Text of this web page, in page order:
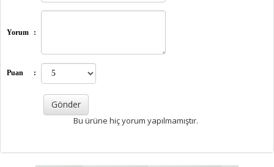
Yorum :
Puan :
Bu ürüne hiç yorum yapılmamıştır.